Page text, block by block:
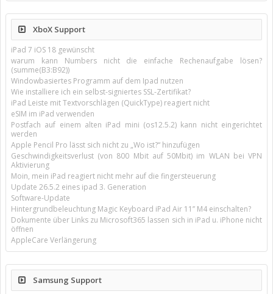
XboX Support
iPad 7 iOS 18 gewünscht
warum kann Numbers nicht die einfache Rechenaufgabe lösen?
(summe(B3:B92))
Windowbasiertes Programm auf dem Ipad nutzen
Wie installiere ich ein selbst-signiertes SSL-Zertifikat?
iPad Leiste mit Textvorschlägen (QuickType) reagiert nicht
eSIM im iPad verwenden
Postfach auf einem alten iPad mini (os12.5.2) kann nicht eingerichtet
werden
Apple Pencil Pro lässt sich nicht zu „Wo ist?“ hinzufügen
Geschwindigkeitsverlust (von 800 Mbit auf 50Mbit) im WLAN bei VPN
Aktivierung
Moin, mein iPad reagiert nicht mehr auf die fingersteuerung
Update 26.5.2 eines ipad 3. Generation
Software-Update
Hintergrundbeleuchtung Magic Keyboard iPad Air 11’’ M4 einschalten?
Dokumente über Links zu Microsoft365 lassen sich in iPad u. iPhone nicht
öffnen
AppleCare Verlängerung
Samsung Support